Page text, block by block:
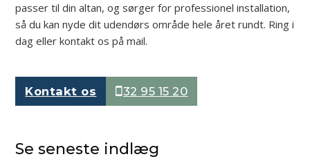
passer til din altan, og sørger for professionel installation,
så du kan nyde dit udendørs område hele året rundt. Ring i
dag eller kontakt os på mail.
Kontakt os 32 95 15 20
Se seneste indlæg